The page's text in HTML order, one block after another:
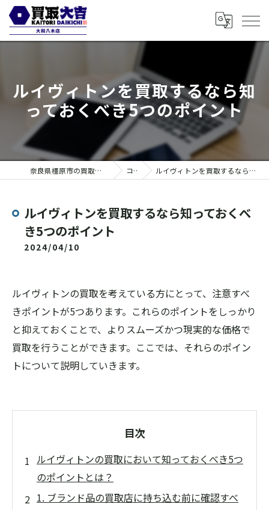
ルイヴィトンを買取するなら知
っておくべき5つのポイント
奈良県橿原市の買取なら買取大吉 大和八木店 コラム ルイヴィトンを買取するなら知っておくべき5つのポイント
ルイヴィトンを買取するなら知っておくべ
き5つのポイント
2024/04/10
ルイヴィトンの買取を考えている方にとって、注意すべ
きポイントが5つあります。これらのポイントをしっかり
と抑えておくことで、よりスムーズかつ現実的な価格で
買取を行うことができます。ここでは、それらのポイン
トについて説明していきます。
目次
ルイヴィトンの買取において知っておくべき5つ
のポイントとは？
1. ブランド品の買取店に持ち込む前に確認すべ